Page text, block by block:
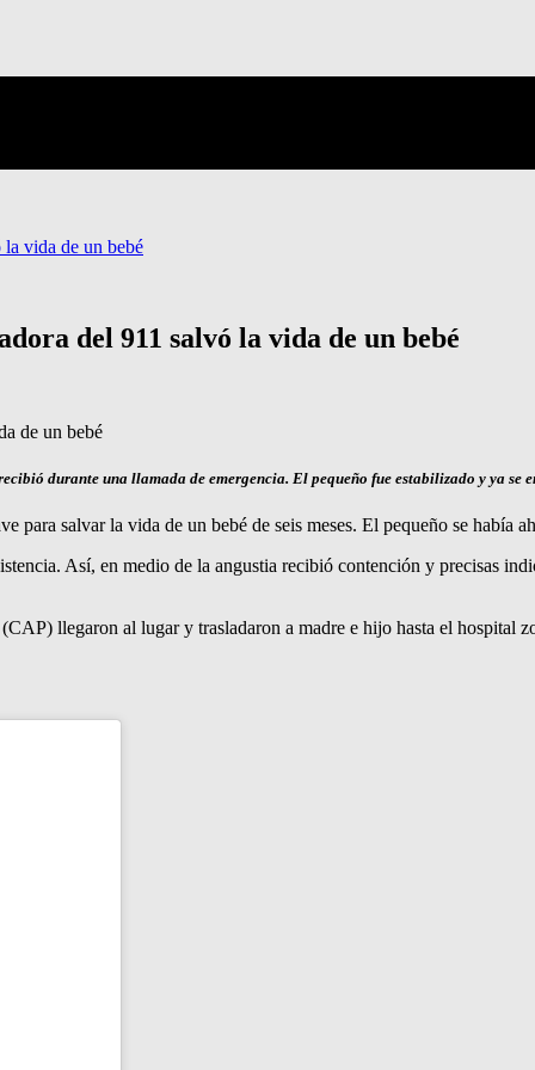
vida de un bebé
del 911 salvó la vida de un bebé
durante una llamada de emergencia. El pequeño fue estabilizado y ya se
para salvar la vida de un bebé de seis meses. El pequeño se había
Así, en medio de la angustia recibió contención y precisas
llegaron al lugar y trasladaron a madre e hijo hasta el hospital